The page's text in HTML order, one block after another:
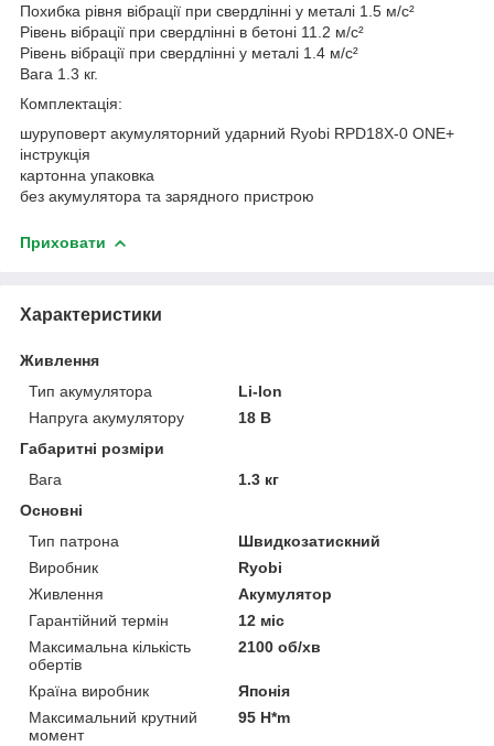
Похибка рівня вібрації при свердлінні у металі 1.5 м/с²
Рівень вібрації при свердлінні в бетоні 11.2 м/с²
Рівень вібрації при свердлінні у металі 1.4 м/с²
Вага 1.3 кг.
Комплектація:
шуруповерт акумуляторний ударний Ryobi RPD18X-0 ONE+
інструкція
картонна упаковка
без акумулятора та зарядного пристрою
Приховати
Характеристики
Живлення
Тип акумулятора
Li-Ion
Напруга акумулятору
18 В
Габаритні розміри
Вага
1.3 кг
Основні
Тип патрона
Швидкозатискний
Виробник
Ryobi
Живлення
Акумулятор
Гарантійний термін
12 міс
Максимальна кількість
обертів
2100 об/хв
Країна виробник
Японія
Максимальний крутний
момент
95 H*m